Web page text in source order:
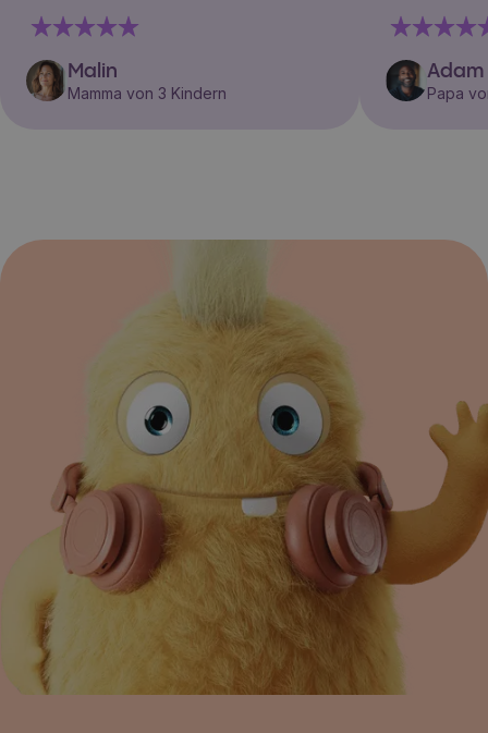
Malin
Mamma von 3 Kindern
Adam
Papa